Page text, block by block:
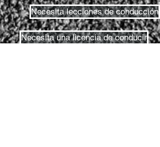
Necesita lecciones de conducción
Necesita una licencia de conducir